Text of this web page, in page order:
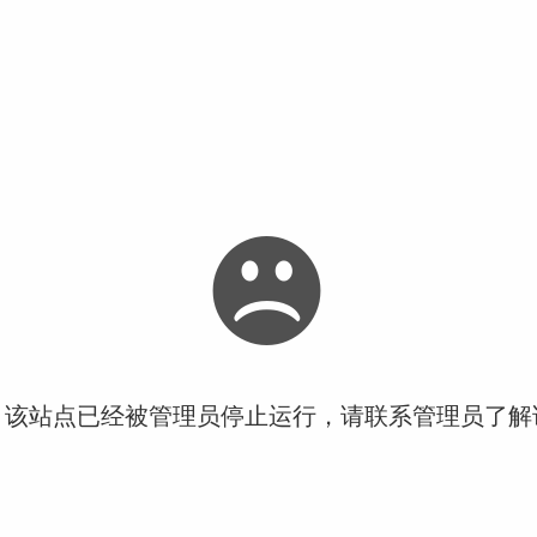
站点已经被管理员停止运行，请联系管理员了